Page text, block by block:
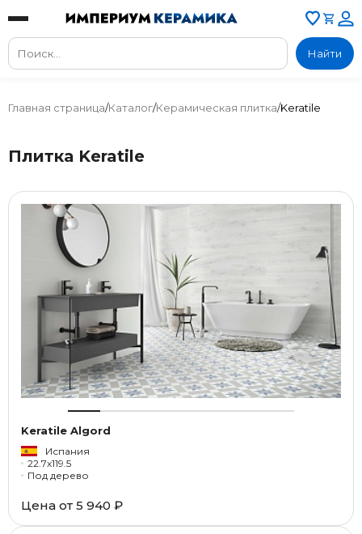
Найти
Главная страница/Каталог/Керамическая плитка/Keratile
Плитка Keratile
Keratile Algord
Испания
22.7x119.5
Под дерево
Цена от 5 940 ₽